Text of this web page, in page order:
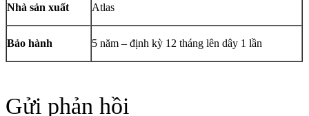
Nhà sản xuất Atlas
Bảo hành 5 năm – định kỳ 12 tháng lên dây 1 lần
Gửi phản hồi